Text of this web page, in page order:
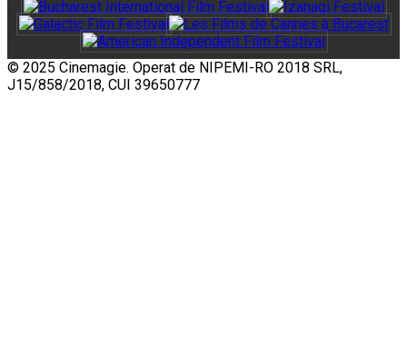
© 2025 Cinemagie. Operat de NIPEMI-RO 2018 SRL,
J15/858/2018, CUI 39650777